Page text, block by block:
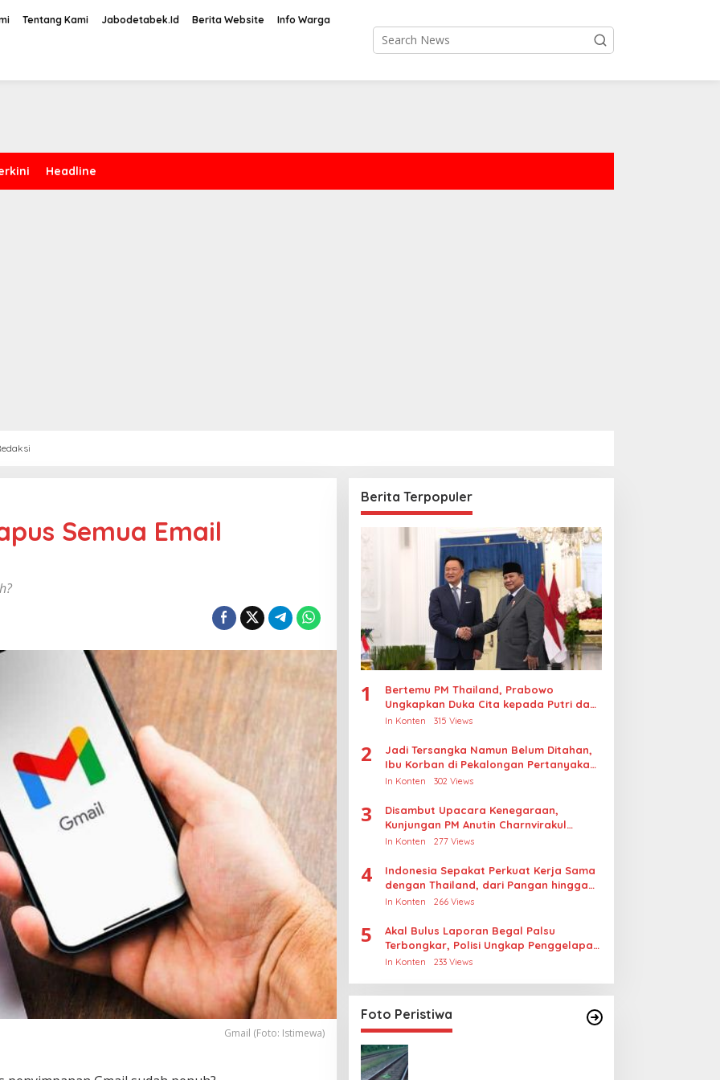
Tentang Kami Jabodetabek.Id Berita Website Info Warga
Headline
Semua Email
Gmail (Foto: Istimewa)
Berita Terpopuler
1
Bertemu PM Thailand, Prabowo
Ungkapkan Duka Cita kepada Putri dan
Selamat Ulang Tahun ke Raja Thailand
In Konten 315 Views
2
Jadi Tersangka Namun Belum Ditahan,
Ibu Korban di Pekalongan Pertanyakan
Keseriusan Polisi Tangani Kasus
In Konten 302 Views
3
Disambut Upacara Kenegaraan,
Kunjungan PM Anutin Charnvirakul
Perkuat Hubungan Indonesia-Thailand
In Konten 277 Views
4
Indonesia Sepakat Perkuat Kerja Sama
dengan Thailand, dari Pangan hingga
Ekonomi Digital
In Konten 266 Views
5
Akal Bulus Laporan Begal Palsu
Terbongkar, Polisi Ungkap Penggelapan
Uang Perusahaan untuk Crypto
In Konten 233 Views
Foto Peristiwa